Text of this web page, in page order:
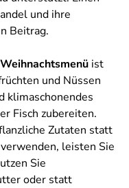
und ihre
Beitrag.
ist
und Nüssen
klimaschonendes
Fisch zubereiten.
Zutaten statt
leisten Sie
Sie
oder statt